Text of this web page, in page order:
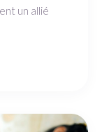
un allié